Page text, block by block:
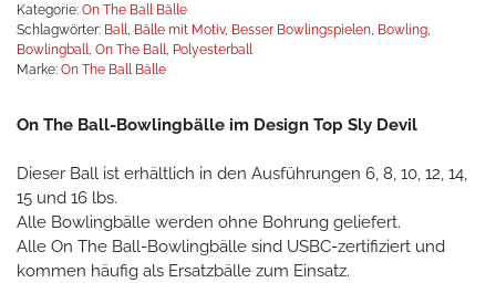
Kategorie: On The Ball Bälle
Schlagwörter: Ball Bälle mit Motiv, Besser Bowlingspielen Bowling
Bowlingball
On The Ball
Polyesterball
Marke: On The Ball Bälle
On The Ball-Bowlingbälle im Design Top Sly Devil
Dieser Ball ist erhältlich in den Ausführungen 6, 8, 10, 12, 14,
15 und 16 lbs.
Alle Bowlingbälle werden ohne Bohrung geliefert.
Alle On The Ball-Bowlingbälle sind USBC-zertifiziert und
kommen häufig als Ersatzbälle zum Einsatz.